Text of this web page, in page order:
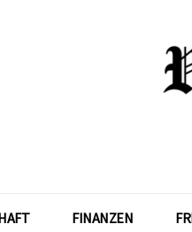
FINANZEN